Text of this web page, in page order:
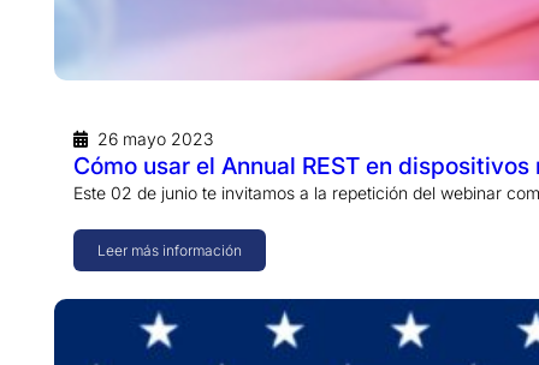
26 mayo 2023
Cómo usar el Annual REST en dispositivos
Este 02 de junio te invitamos a la repetición del webinar
Leer más información